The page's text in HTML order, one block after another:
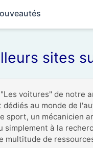
sites
voitures" de notre
au monde de
sport, un mécanicien
simplement à la
multitude de